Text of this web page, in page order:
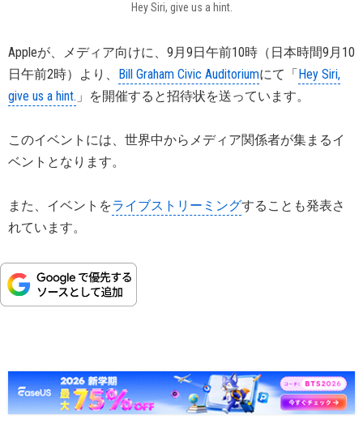
Hey Siri, give us a hint.
Appleが、メディア向けに、9月9日午前10時（日本時間9月10
日午前2時）より、 Bill Graham Civic Auditoriumにて「Hey Siri,
give us a hint. 」を開催すると招待状を送っています。
このイベントには、世界中からメディア関係者が集まるイ
ベントとなります。
また、イベントをライブストリーミングすることも発表さ
れています。